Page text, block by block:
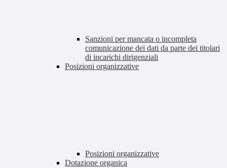
Sanzioni per mancata o incompleta
comunicazione dei dati da parte dei titolari
di incarichi dirigenziali
Posizioni organizzative
Posizioni organizzative
Dotazione organica